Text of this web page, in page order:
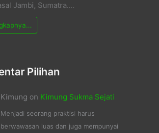
Jambi, Sumatra.…
Pilihan
Kimung on Kimung Sukma Sejati
Menjadi seorang praktisi harus
berwawasan luas dan juga mempunyai